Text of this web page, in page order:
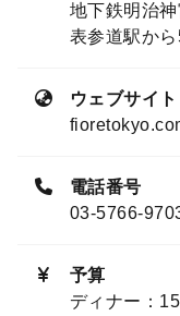
地下鉄明治
表参道駅か
ウェブサイト
電話番号
03-5766-
予算
ディナー：